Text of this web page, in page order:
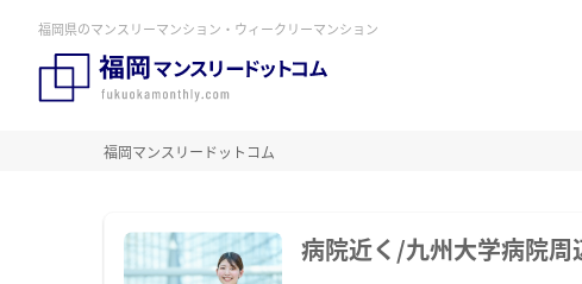
福岡県のマンスリーマンション・ウィークリーマンション
福岡マンスリードットコム
病院近く/九州大学病院